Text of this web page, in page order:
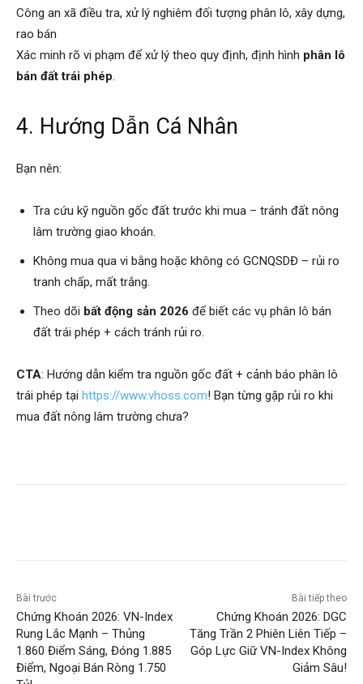
Công an xã điều tra, xử lý nghiêm đối tượng phân lô, xây dựng,
rao bán
Xác minh rõ vi phạm để xử lý theo quy định, định hình phân lô
bán đất trái phép.
4. Hướng Dẫn Cá Nhân
Bạn nên:
Tra cứu kỹ nguồn gốc đất trước khi mua – tránh đất nông
lâm trường giao khoán.
Không mua qua vi bằng hoặc không có GCNQSDĐ – rủi ro
tranh chấp, mất trắng.
Theo dõi bất động sản 2026 để biết các vụ phân lô bán
đất trái phép + cách tránh rủi ro.
CTA: Hướng dẫn kiểm tra nguồn gốc đất + cảnh báo phân lô
trái phép tại https://www.vhoss.com! Bạn từng gặp rủi ro khi
mua đất nông lâm trường chưa?
Bài trước
Chứng Khoán 2026: VN-Index
Rung Lắc Mạnh – Thủng
1.860 Điểm Sáng, Đóng 1.885
Điểm, Ngoại Bán Ròng 1.750
Bài tiếp theo
Chứng Khoán 2026: DGC
Tăng Trần 2 Phiên Liên Tiếp –
Góp Lực Giữ VN-Index Không
Giảm Sâu!